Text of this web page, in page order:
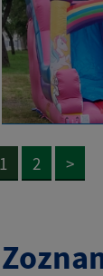
1 2 >